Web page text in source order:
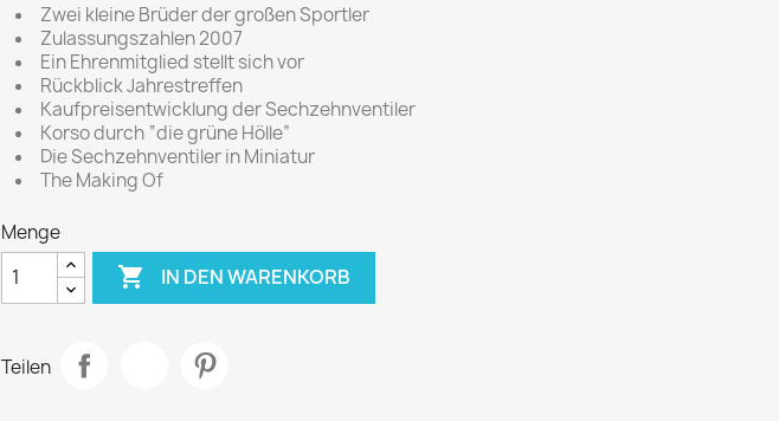
Zwei kleine Brüder der großen Sportler
Zulassungszahlen 2007
Ein Ehrenmitglied stellt sich vor
Rückblick Jahrestreffen
Kaufpreisentwicklung der Sechzehnventiler
Korso durch “die grüne Hölle”
Die Sechzehnventiler in Miniatur
The Making Of
Menge
 IN DEN WARENKORB
Teilen